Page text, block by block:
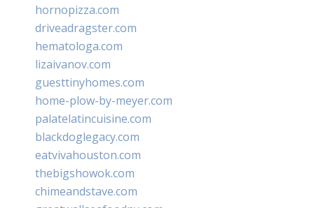
hornopizza.com
driveadragster.com
hematologa.com
lizaivanov.com
guesttinyhomes.com
home-plow-by-meyer.com
palatelatincuisine.com
blackdoglegacy.com
eatvivahouston.com
thebigshowok.com
chimeandstave.com